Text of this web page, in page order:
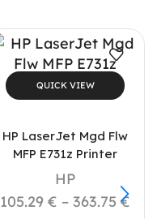
QUICK VIEW
HP LaserJet Mgd Flw
MFP E731z Printer
HP
105.29€ – 363.75€